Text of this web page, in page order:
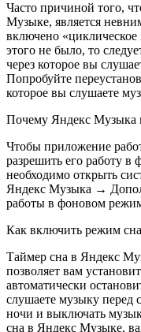
Часто причиной того,
Музыке, является
включено
этого не было, то
через которое вы
Попробуйте
которое вы слушаете
Почему Яндекс Музыка
Чтобы приложение
разрешить его работу
необходимо открыть
Яндекс Музыка →
работы в фоновом
Как включить режим
Таймер сна в Яндекс
позволяет вам
автоматически
слушаете музыку перед
ночи и выключать
сна в Яндекс Музыке,